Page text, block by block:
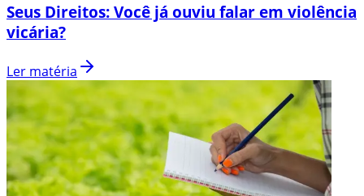
Seus Direitos: Você já ouviu falar em violência
vicária?
Ler matéria